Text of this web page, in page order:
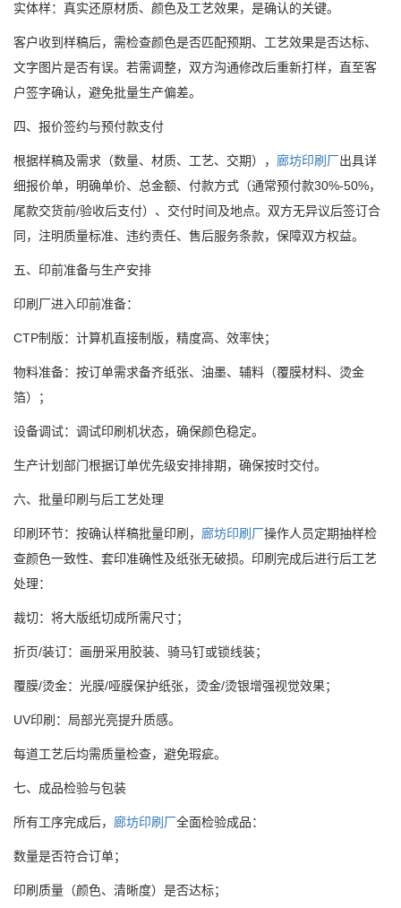
实体样：真实还原材质、颜色及工艺效果，是确认的关键。
客户收到样稿后，需检查颜色是否匹配预期、工艺效果是否达标、
文字图片是否有误。若需调整，双方沟通修改后重新打样，直至客
户签字确认，避免批量生产偏差。
四、报价签约与预付款支付
根据样稿及需求（数量、材质、工艺、交期）， 廊坊印刷厂出具详
细报价单，明确单价、总金额、付款方式（通常预付款30%-50%，
尾款交货前/验收后支付）、交付时间及地点。双方无异议后签订合
同，注明质量标准、违约责任、售后服务条款，保障双方权益。
五、印前准备与生产安排
印刷厂进入印前准备：
CTP制版：计算机直接制版，精度高、效率快；
物料准备：按订单需求备齐纸张、油墨、辅料（覆膜材料、烫金
箔）；
设备调试：调试印刷机状态，确保颜色稳定。
生产计划部门根据订单优先级安排排期，确保按时交付。
六、批量印刷与后工艺处理
印刷环节：按确认样稿批量印刷， 廊坊印刷厂操作人员定期抽样检
查颜色一致性、套印准确性及纸张无破损。印刷完成后进行后工艺
处理：
裁切：将大版纸切成所需尺寸；
折页/装订：画册采用胶装、骑马钉或锁线装；
覆膜/烫金：光膜/哑膜保护纸张，烫金/烫银增强视觉效果；
UV印刷：局部光亮提升质感。
每道工艺后均需质量检查，避免瑕疵。
七、成品检验与包装
所有工序完成后， 廊坊印刷厂全面检验成品：
数量是否符合订单；
印刷质量（颜色、清晰度）是否达标；